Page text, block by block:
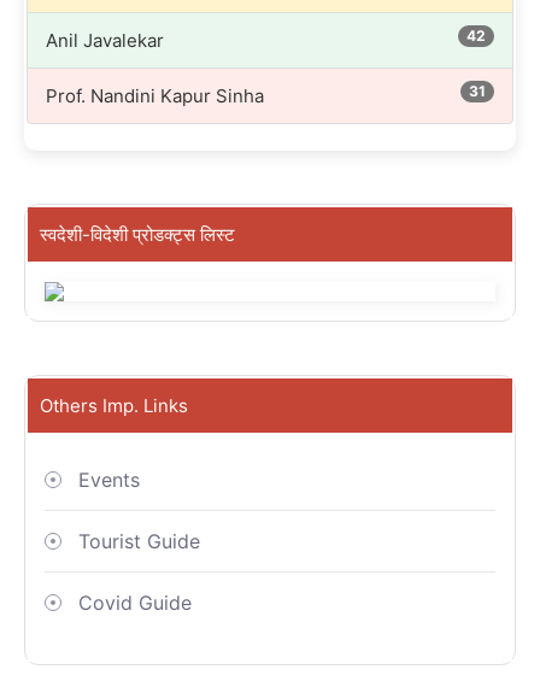
Anil Javalekar 42
Prof. Nandini Kapur Sinha 31
स्वदेशी-विदेशी प्रोडक्ट्स लिस्ट
Others Imp. Links
Events
Tourist Guide
Covid Guide